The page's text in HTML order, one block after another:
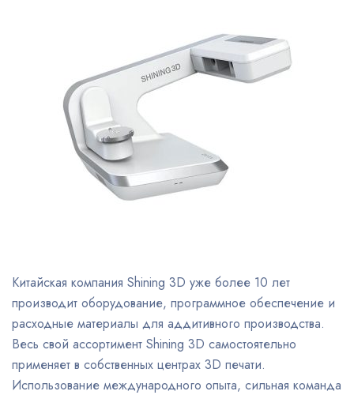
Китайская компания Shining 3D уже более 10 лет
производит оборудование, программное обеспечение и
расходные материалы для аддитивного производства.
Весь свой ассортимент Shining 3D самостоятельно
применяет в собственных центрах 3D печати.
Использование международного опыта, сильная команда